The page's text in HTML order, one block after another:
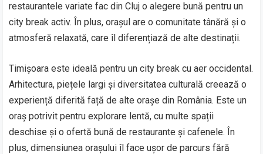
restaurantele variate fac din Cluj o alegere bună pentru un
city break activ. În plus, orașul are o comunitate tânără și o
atmosferă relaxată, care îl diferențiază de alte destinații.
Timișoara este ideală pentru un city break cu aer occidental.
Arhitectura, piețele largi și diversitatea culturală creează o
experiență diferită față de alte orașe din România. Este un
oraș potrivit pentru explorare lentă, cu multe spații
deschise și o ofertă bună de restaurante și cafenele. În
plus, dimensiunea orașului îl face ușor de parcurs fără